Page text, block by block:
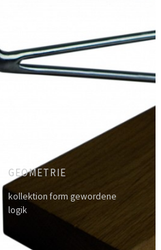
GEOMETRIE
kollektion form gewordene
logik